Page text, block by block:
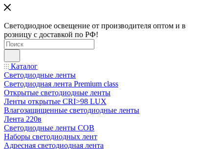
Светодиодное освещение от производителя оптом и в
розницу с доставкой по РФ!
Каталог
Светодиодные ленты
Светодиодная лента Premium class
Открытые светодиодные ленты
Ленты открытые CRI>98 LUX
Влагозащищенные светодиодные ленты
Лента 220в
Светодиодные ленты COB
Наборы светодиодных лент
Адресная светодиодная лента